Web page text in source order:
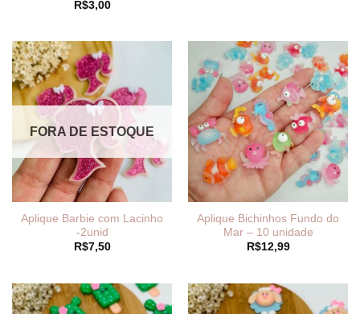
R$3,00
FORA DE ESTOQUE
Aplique Barbie com Lacinho
-2unid
R$7,50
Aplique Bichinhos Fundo do
Mar – 10 unidade
R$12,99